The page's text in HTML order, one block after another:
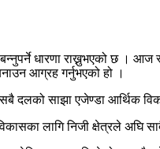
धारणा राख्नुभएको छ । आज
आग्रह गर्नुभएको हो ।
दलको साझा एजेण्डा आर्थिक
लागि निजी क्षेत्रले अघि